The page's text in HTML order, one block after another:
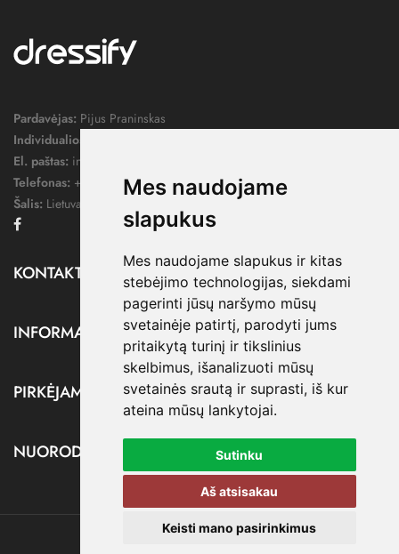
Mes naudojame
slapukus
Mes naudojame slapukus ir kitas
stebėjimo technologijas, siekdami
pagerinti jūsų naršymo mūsų
svetainėje patirtį, parodyti jums
pritaikytą turinį ir tikslinius
skelbimus, išanalizuoti mūsų
svetainės srautą ir suprasti, iš kur
ateina mūsų lankytojai.
Sutinku
Aš atsisakau
Keisti mano pasirinkimus
Pardavėjas: Pijus Praninskas
Individualios veiklos pažymos nr.:
El. paštas: info@dressify.lt
Telefonas: +370 676 78578
Šalis: Lietuva
KONTAKTAI
INFORMACIJA
PIRKĖJAMS
NUORODOS